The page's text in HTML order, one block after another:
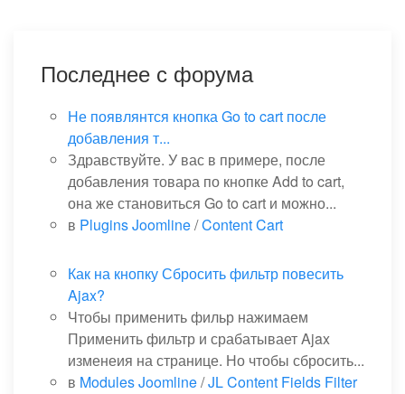
Последнее с форума
Не появлянтся кнопка Go to cart после
добавления т...
Здравствуйте. У вас в примере, после
добавления товара по кнопке Add to cart,
она же становиться Go to cart и можно...
в Plugins Joomline/Content Cart
Как на кнопку Сбросить фильтр повесить
Ajax?
Чтобы применить фильр нажимаем
Применить фильтр и срабатывает Ajax
изменеия на странице. Но чтобы сбросить...
в Modules Joomline/JL Content Fields Filter